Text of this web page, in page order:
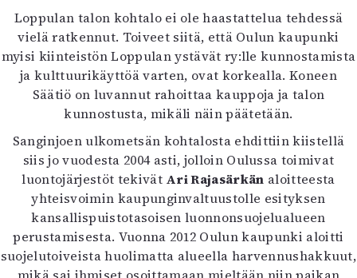
Loppulan talon kohtalo ei ole haastattelua tehdessä
vielä ratkennut. Toiveet siitä, että Oulun kaupunki
myisi kiinteistön Loppulan ystävät ry:lle kunnostamista
ja kulttuurikäyttöä varten, ovat korkealla. Koneen
Säätiö on luvannut rahoittaa kauppoja ja talon
kunnostusta, mikäli näin päätetään.
Sanginjoen ulkometsän kohtalosta ehdittiin kiistellä
siis jo vuodesta 2004 asti, jolloin Oulussa toimivat
luontojärjestöt tekivät Ari Rajasärkän aloitteesta
yhteisvoimin kaupunginvaltuustolle esityksen
kansallispuistotasoisen luonnonsuojelualueen
perustamisesta. Vuonna 2012 Oulun kaupunki aloitti
suojelutoiveista huolimatta alueella harvennushakkuut,